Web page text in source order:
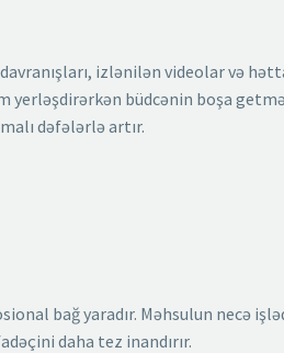
izlənilən videolar və
yerləşdirərkən büdcənin boşa
dəfələrlə artır.
bağ yaradır. Məhsulun necə
daha tez inandırır.